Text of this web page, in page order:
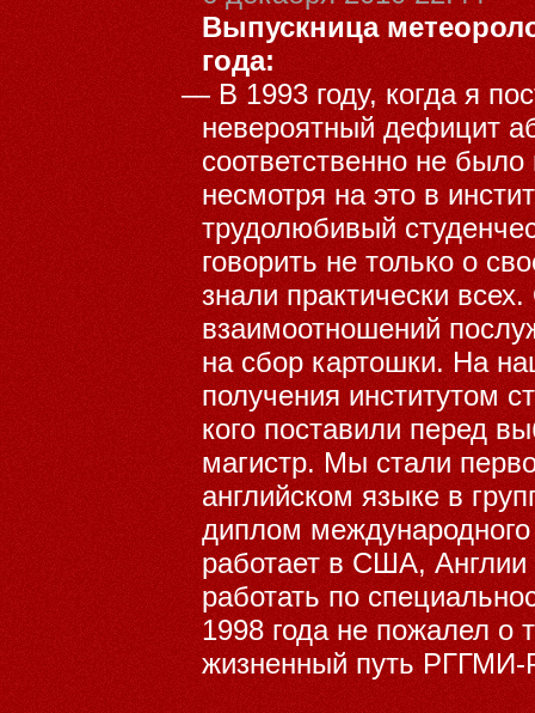
Выпускница
года:
—В 1993 году, когда я
невероятный дефицит
соответственно не
несмотря на это в
трудолюбивый
говорить не только о
знали практически
взаимоотношений
на сбор картошки. На
получения институтом
кого поставили перед
магистр. Мы стали
английском языке в
диплом
работает в США, Англии
работать по
1998 года не пожалел о
жизненный путь